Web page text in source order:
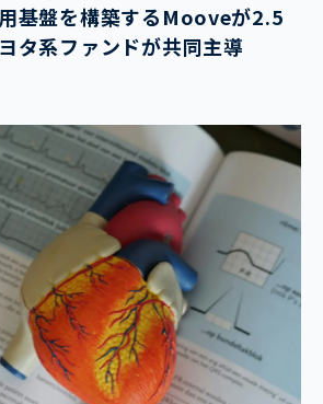
基盤を構築するMooveが2.5
タ系ファンドが共同主導